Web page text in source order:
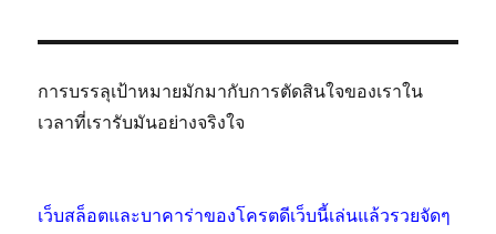
การบรรลุเป้าหมายมักมากับการตัดสินใจของเราใน
เวลาที่เรารับมันอย่างจริงใจ
เว็บสล็อตและบาคาร่าของโครตดีเว็บนี้เล่นแล้วรวยจัดๆ